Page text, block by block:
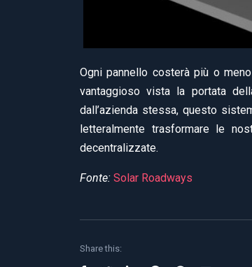
Ogni pannello costerà più o
vantaggioso vista la portata
dall’azienda stessa, questo
letteralmente trasformare le
decentralizzate.
Fonte: Solar Roadways
Share this: